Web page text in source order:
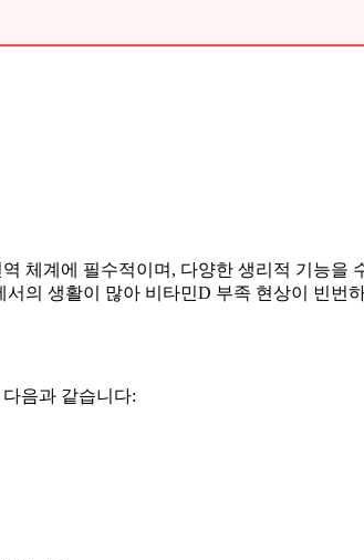
체계에 필수적이며, 다양한 생리적 기능을
의 생활이 많아 비타민D 부족 현상이 빈번
음과 같습니다: